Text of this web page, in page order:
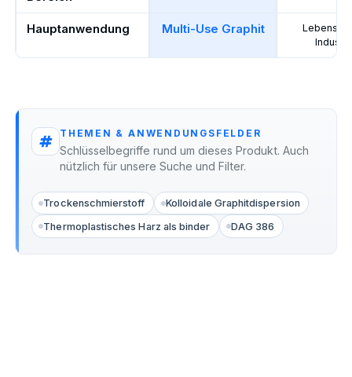
Hauptanwendung Multi-Use Graphit
THEMEN & ANWENDUNGSFELDER
Schlüsselbegriffe rund um dieses Produkt. Auch
nützlich für unsere Suche und Filter.
Trockenschmierstoff
Kolloidale Graphitdispersion
Thermoplastisches Harz als binder
DAG 386